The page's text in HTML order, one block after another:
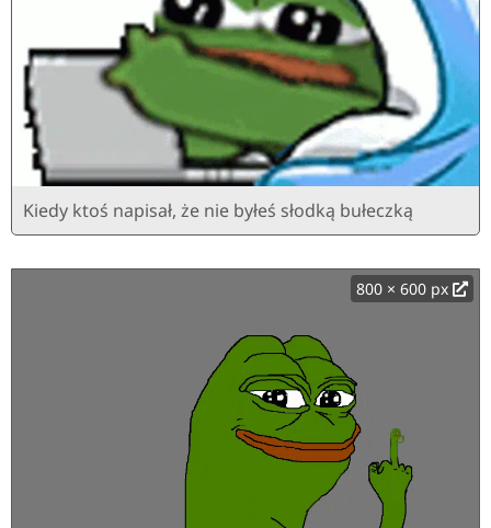
Kiedy ktoś napisał, że nie byłeś słodką bułeczką
800 × 600 px